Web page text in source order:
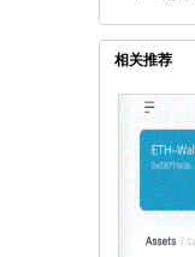
相关推荐